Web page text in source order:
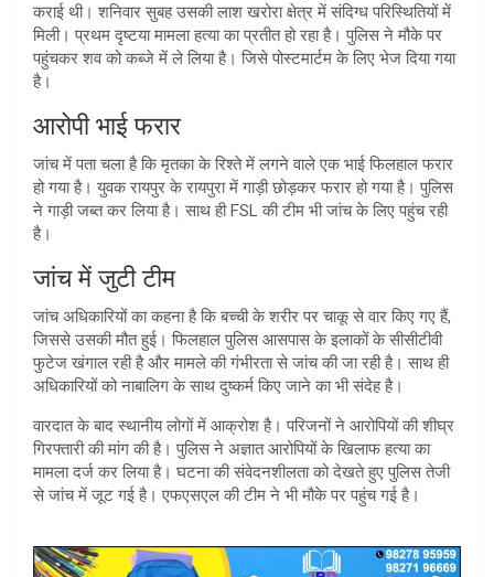
कराई थी। शनिवार सुबह उसकी लाश खरोरा क्षेत्र में संदिग्ध परिस्थितियों में
मिली। प्रथम दृष्टया मामला हत्या का प्रतीत हो रहा है। पुलिस ने मौके पर
पहुंचकर शव को कब्जे में ले लिया है। जिसे पोस्टमार्टम के लिए भेज दिया गया
है।
आरोपी भाई फरार
जांच में पता चला है कि मृतका के रिश्ते में लगने वाले एक भाई फिलहाल फरार
हो गया है। युवक रायपुर के रायपुरा में गाड़ी छोड़कर फरार हो गया है। पुलिस
ने गाड़ी जब्त कर लिया है। साथ ही FSL की टीम भी जांच के लिए पहुंच रही
है।
जांच में जुटी टीम
जांच अधिकारियों का कहना है कि बच्ची के शरीर पर चाकू से वार किए गए हैं,
जिससे उसकी मौत हुई। फिलहाल पुलिस आसपास के इलाकों के सीसीटीवी
फुटेज खंगाल रही है और मामले की गंभीरता से जांच की जा रही है। साथ ही
अधिकारियों को नाबालिग के साथ दुष्कर्म किए जाने का भी संदेह है।
वारदात के बाद स्थानीय लोगों में आक्रोश है। परिजनों ने आरोपियों की शीघ्र
गिरफ्तारी की मांग की है। पुलिस ने अज्ञात आरोपियों के खिलाफ हत्या का
मामला दर्ज कर लिया है। घटना की संवेदनशीलता को देखते हुए पुलिस तेजी
से जांच में जूट गई है। एफएसएल की टीम ने भी मौके पर पहुंच गई है।